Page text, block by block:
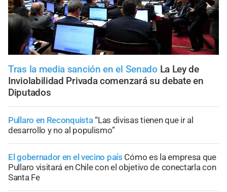
Tras la media sanción en el Senado La Ley de
Inviolabilidad Privada comenzará su debate en
Diputados
Pullaro en Reconquista“Las divisas tienen que ir al
desarrollo y no al populismo”
El gobernador en el vecino país Cómo es la empresa que
Pullaro visitará en Chile con el objetivo de conectarla con
Santa Fe